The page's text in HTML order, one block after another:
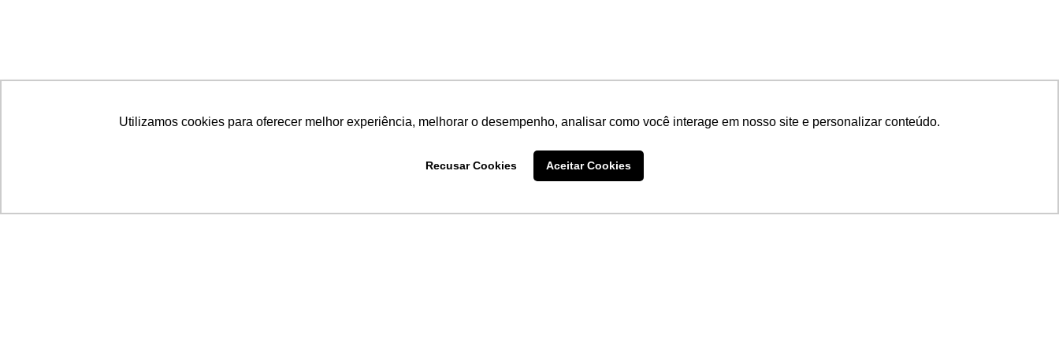
Utilizamos cookies para oferecer melhor experiência, melhorar o desempenho, analisar como você interage em nosso site e personalizar conteúdo.
Recusar Cookies Aceitar Cookies